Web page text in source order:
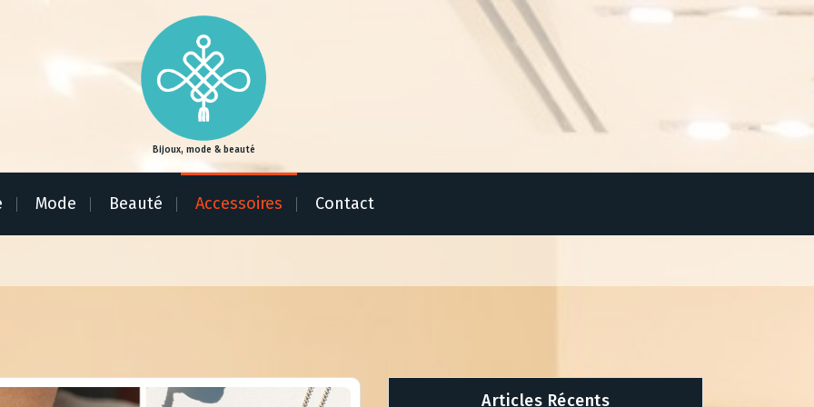
Bijoux, mode & beauté
Mode Beauté Accessoires Contact
Articles Récents